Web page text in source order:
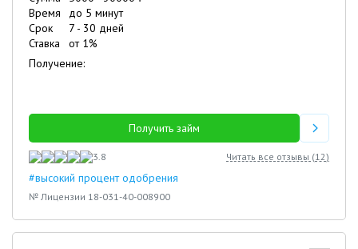
Время
до 5 минут
Срок
7 - 30 дней
Ставка
от 1%
Получение:
Получить займ
3.8 Читать все отзывы (12)
#высокий процент одобрения
№ Лицензии 18-031-40-008900